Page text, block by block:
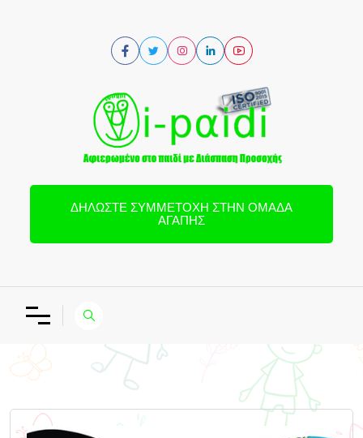
ΔΗΛΏΣΤΕ ΣΥΜΜΕΤΟΧΉ ΣΤΗΝ ΟΜΆΔΑ
ΑΓΆΠΗΣ